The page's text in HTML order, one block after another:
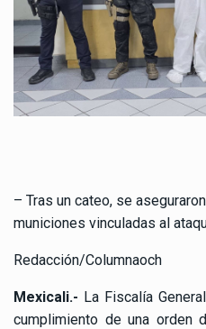
– Tras un cateo, se
municiones vinculadas al
Redacción/Columnaoch
Mexicali.- La Fiscalía
cumplimiento de una orden